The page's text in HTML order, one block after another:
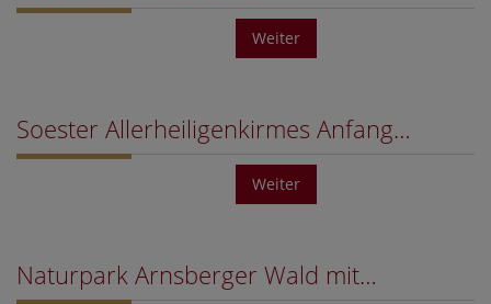
Weiter
Soester Allerheiligenkirmes Anfang…
Weiter
Naturpark Arnsberger Wald mit…